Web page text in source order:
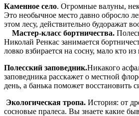
Каменное село. Огромные валуны,
Это необычное место давно обросло
этом лесу, действительно будоражат
Мастер-класс бортничества.
Николай Ренкас занимается
ловко взбирается на сосну, мало кто
Полесский заповедник.Никакого
заповедника расскажет о местной
день, а банька поможет восстановить
Экологическая тропа. История: от
сосновые пралеса. Вы знаете какие